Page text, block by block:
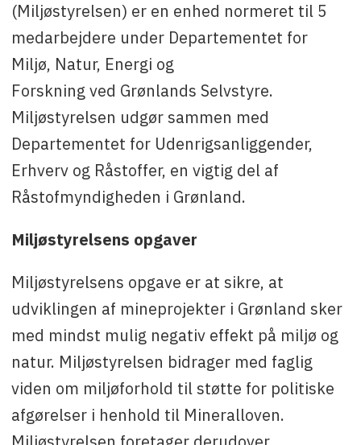
(Miljøstyrelsen) er en enhed normeret til 5
medarbejdere under Departementet for
Miljø, Natur, Energi og
Forskning ved Grønlands Selvstyre.
Miljøstyrelsen udgør sammen med
Departementet for Udenrigsanliggender,
Erhverv og Råstoffer, en vigtig del af
Råstofmyndigheden i Grønland.
Miljøstyrelsens opgaver
Miljøstyrelsens opgave er at sikre, at
udviklingen af mineprojekter i Grønland sker
med mindst mulig negativ effekt på miljø og
natur. Miljøstyrelsen bidrager med faglig
viden om miljøforhold til støtte for politiske
afgørelser i henhold til Mineralloven.